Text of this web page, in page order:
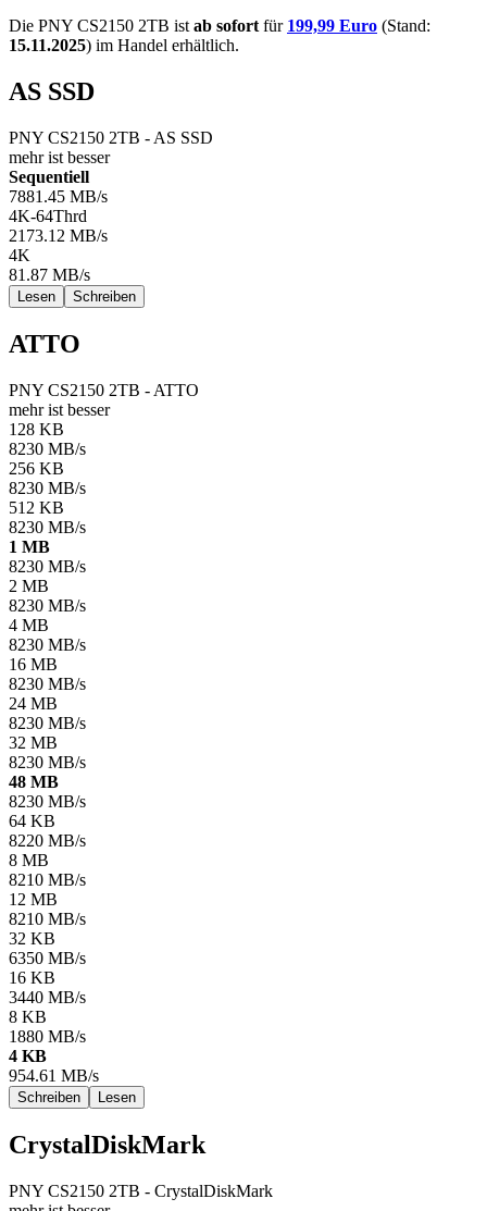
Die PNY CS2150 2TB ist ab sofort für 199,99 Euro (Stand:
15.11.2025) im Handel erhältlich.
AS SSD
PNY CS2150 2TB - AS SSD
mehr ist besser
Sequentiell
7881.45 MB/s
4K-64Thrd
2173.12 MB/s
4K
81.87 MB/s
Lesen Schreiben
ATTO
PNY CS2150 2TB - ATTO
mehr ist besser
128 KB
8230 MB/s
256 KB
8230 MB/s
512 KB
8230 MB/s
1 MB
8230 MB/s
2 MB
8230 MB/s
4 MB
8230 MB/s
16 MB
8230 MB/s
24 MB
8230 MB/s
32 MB
8230 MB/s
48 MB
8230 MB/s
64 KB
8220 MB/s
8 MB
8210 MB/s
12 MB
8210 MB/s
32 KB
6350 MB/s
16 KB
3440 MB/s
8 KB
1880 MB/s
4 KB
954.61 MB/s
Schreiben Lesen
CrystalDiskMark
PNY CS2150 2TB - CrystalDiskMark